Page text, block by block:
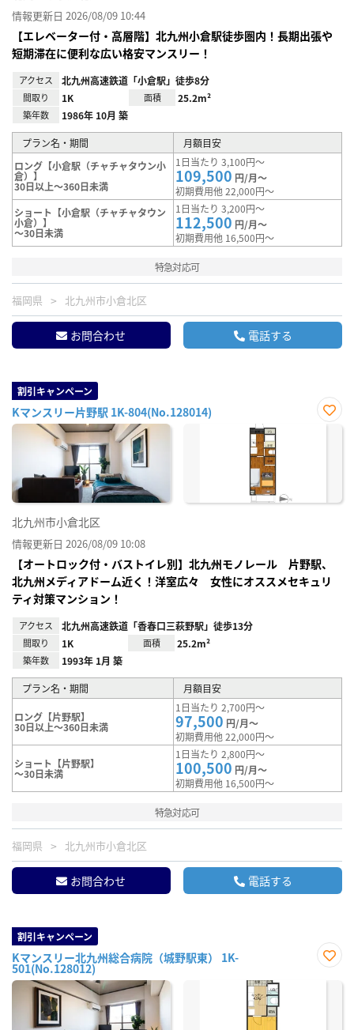
情報更新日 2026/08/09 10:44
【エレベーター付・高層階】北九州小倉駅徒歩圏内！長期出張や
短期滞在に便利な広い格安マンスリー！
アクセス 北九州高速鉄道「小倉駅」徒歩8分
間取り 1K 面積 25.2m²
築年数 1986年 10月 築
プラン名・期間
月額目安
ロング【小倉駅（チャチャタウン小
倉）】
30日以上～360日未満
1日当たり 3,100円～
109,500 円/月～
初期費用他 22,000円～
ショート【小倉駅（チャチャタウン
小倉）】
～30日未満
1日当たり 3,200円～
112,500 円/月～
初期費用他 16,500円～
特急対応可
福岡県 北九州市小倉北区
お問合わせ 電話する
割引キャンペーン
Kマンスリー片野駅 1K-804(No.128014)
お気
北九州市小倉北区
情報更新日 2026/08/09 10:08
【オートロック付・バストイレ別】北九州モノレール 片野駅、
北九州メディアドーム近く！洋室広々 女性にオススメセキュリ
ティ対策マンション！
アクセス 北九州高速鉄道「香春口三萩野駅」徒歩13分
間取り 1K 面積 25.2m²
築年数 1993年 1月 築
プラン名・期間 月額目安
ロング【片野駅】
30日以上～360日未満
1日当たり 2,700円～
97,500 円/月～
初期費用他 22,000円～
ショート【片野駅】
～30日未満
1日当たり 2,800円～
100,500 円/月～
初期費用他 16,500円～
特急対応可
福岡県 北九州市小倉北区
お問合わせ 電話する
割引キャンペーン
Kマンスリー北九州総合病院（城野駅東） 1K-
501(No.128012)
に入